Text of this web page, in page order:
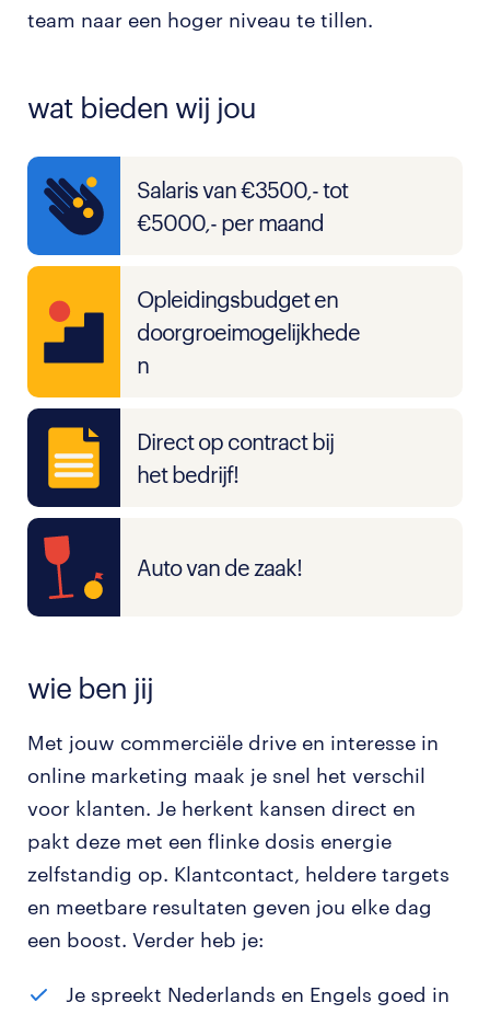
team naar een hoger niveau te tillen.
wat bieden wij jou
Salaris van €3500,- tot
€5000,- per maand
Opleidingsbudget en
doorgroeimogelijkhede
n
Direct op contract bij
het bedrijf!
Auto van de zaak!
wie ben jij
Met jouw commerciële drive en interesse in
online marketing maak je snel het verschil
voor klanten. Je herkent kansen direct en
pakt deze met een flinke dosis energie
zelfstandig op. Klantcontact, heldere targets
en meetbare resultaten geven jou elke dag
een boost. Verder heb je:
Je spreekt Nederlands en Engels goed in